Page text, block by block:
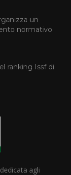
un
normativo
ranking Issf di
agli